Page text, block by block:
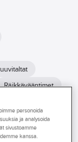
Räikkävääntimet
on suunniteltu
personoida
ja analysoida
sivustoamme
kanssa.